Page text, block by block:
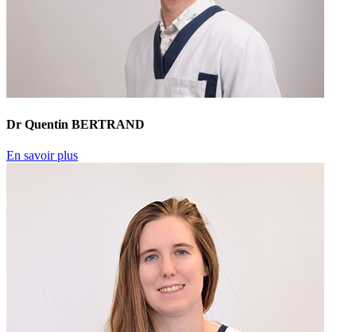
Dr Quentin BERTRAND
En savoir plus